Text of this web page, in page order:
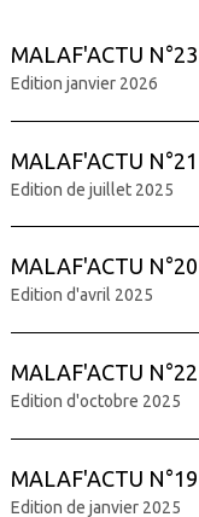
MALAF'ACTU N°23
Edition janvier 2026
MALAF'ACTU N°21
Edition de juillet 2025
MALAF'ACTU N°20
Edition d'avril 2025
MALAF'ACTU N°22
Edition d'octobre 2025
MALAF'ACTU N°19
Edition de janvier 2025